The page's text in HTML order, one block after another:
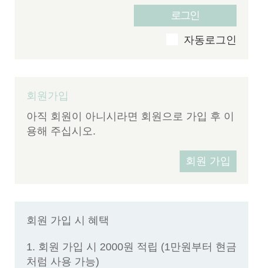
자동로그인
회원가입
아직 회원이 아니시라면 회원으로 가입 후 이
용해 주십시오.
회원 가입
회원 가입 시 혜택
1. 회원 가입 시 2000원 적립 (1만원부터 현금
처럼 사용 가능)